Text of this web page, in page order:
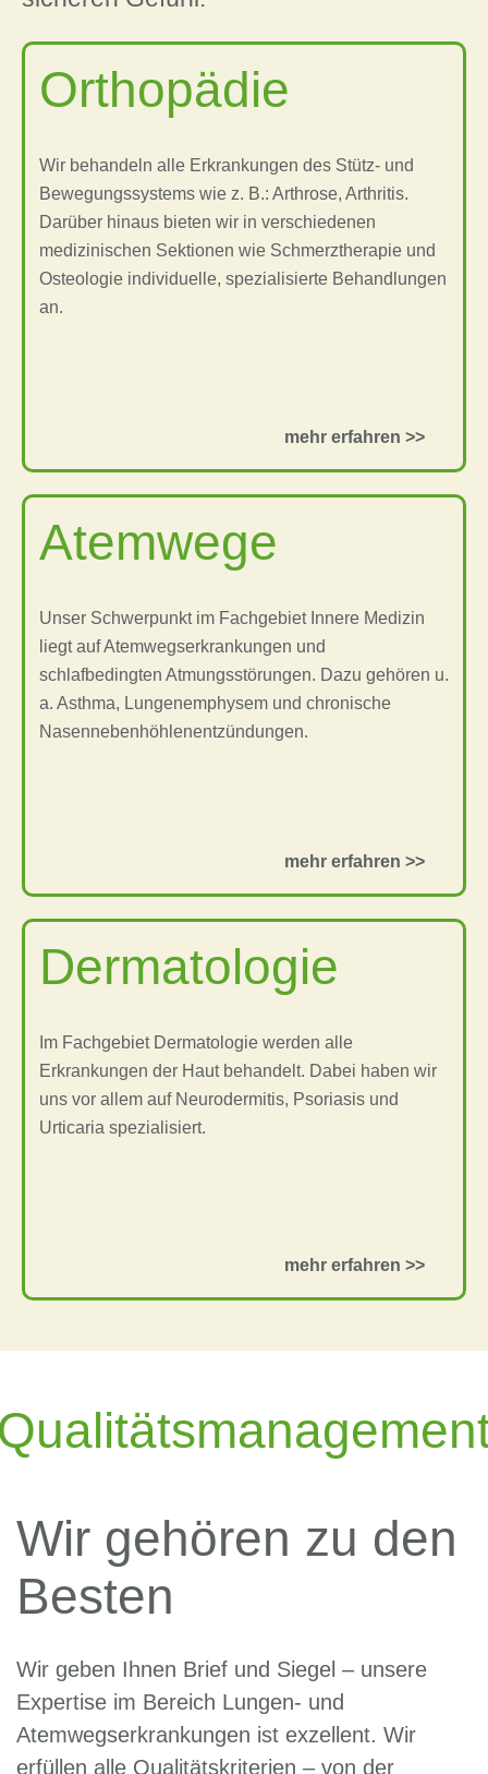
Orthopädie
Wir behandeln alle Erkrankungen des Stütz- und
Bewegungssystems wie z. B.: Arthrose, Arthritis.
Darüber hinaus bieten wir in verschiedenen
medizinischen Sektionen wie Schmerztherapie und
Osteologie individuelle, spezialisierte Behandlungen
an.
Atemwege
Unser Schwerpunkt im Fachgebiet Innere Medizin
liegt auf Atemwegserkrankungen und
schlafbedingten Atmungsstörungen. Dazu gehören u.
a. Asthma, Lungenemphysem und chronische
Nasennebenhöhlenentzündungen.
Dermatologie
Im Fachgebiet Dermatologie werden alle
Erkrankungen der Haut behandelt. Dabei haben wir
uns vor allem auf Neurodermitis, Psoriasis und
Urticaria spezialisiert.
Wir gehören zu den
Besten
Wir geben Ihnen Brief und Siegel – unsere
Expertise im Bereich Lungen- und
Atemwegserkrankungen ist exzellent. Wir
erfüllen alle Qualitätskriterien – von der